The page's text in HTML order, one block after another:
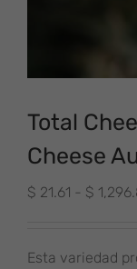
Total
Cheese
$ 21.61 - $
Esta variedad